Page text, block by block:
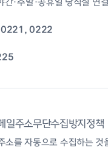
·주말·공휴일 당직실 연
0222
일주소무단수집방지정책
소를 자동으로 수집하는